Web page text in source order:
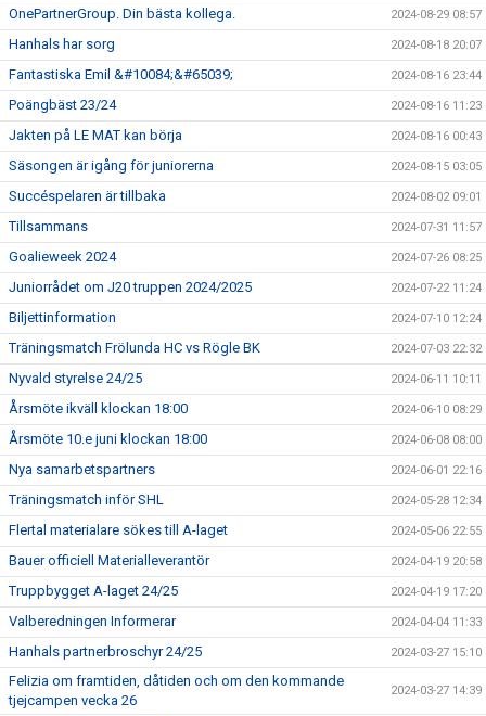
OnePartnerGroup. Din bästa kollega. 2024-08-29 08:57
Hanhals har sorg 2024-08-18 20:07
Fantastiska Emil &#10084;&#65039; 2024-08-16 23:44
Poängbäst 23/24 2024-08-16 11:23
Jakten på LE MAT kan börja 2024-08-16 00:43
Säsongen är igång för juniorerna 2024-08-15 03:05
Succéspelaren är tillbaka 2024-08-02 09:01
Tillsammans 2024-07-31 11:57
Goalieweek 2024 2024-07-26 08:25
Juniorrådet om J20 truppen 2024/2025 2024-07-22 11:24
Biljettinformation 2024-07-10 12:24
Träningsmatch Frölunda HC vs Rögle BK 2024-07-03 22:32
Nyvald styrelse 24/25 2024-06-11 10:11
Årsmöte ikväll klockan 18:00 2024-06-10 08:29
Årsmöte 10.e juni klockan 18:00 2024-06-08 08:00
Nya samarbetspartners 2024-06-01 22:16
Träningsmatch inför SHL 2024-05-28 12:34
Flertal materialare sökes till A-laget 2024-05-06 22:55
Bauer officiell Materialleverantör 2024-04-19 20:58
Truppbygget A-laget 24/25 2024-04-19 17:20
Valberedningen Informerar 2024-04-04 11:33
Hanhals partnerbroschyr 24/25 2024-03-27 15:10
Felizia om framtiden, dåtiden och om den kommande
tjejcampen vecka 26
2024-03-27 14:39